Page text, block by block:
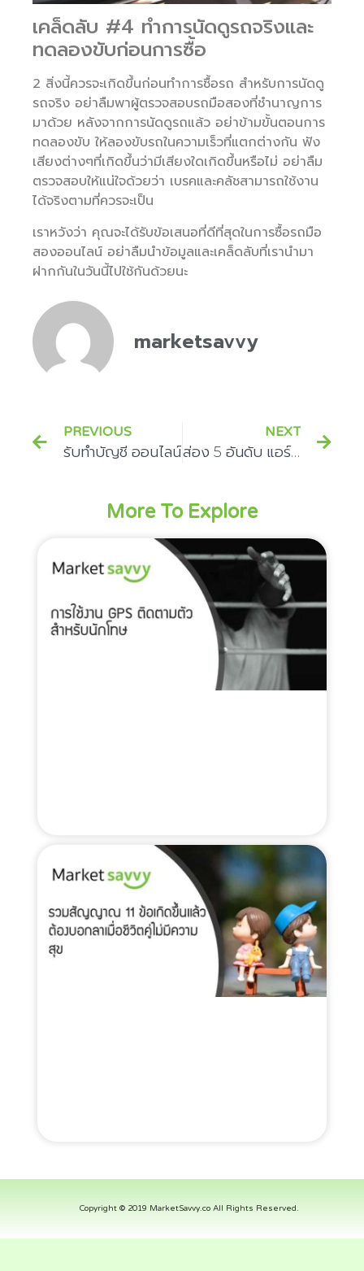
เคล็ดลับ #4 ทำการนัดดูรถจริงและ
ทดลองขับก่อนการซื้อ
2 สิ่งนี้ควรจะเกิดขึ้นก่อนทำการซื้อรถ สำหรับการนัดดู
รถจริง อย่าลืมพาผู้ตรวจสอบรถมือสองที่ชำนาญการ
มาด้วย หลังจากการนัดดูรถแล้ว อย่าข้ามขั้นตอนการ
ทดลองขับ ให้ลองขับรถในความเร็วที่แตกต่างกัน ฟัง
เสียงต่างๆที่เกิดขึ้นว่ามีเสียงใดเกิดขึ้นหรือไม่ อย่าลืม
ตรวจสอบให้แน่ใจด้วยว่า เบรคและคลัชสามารถใช้งาน
ได้จริงตามที่ควรจะเป็น
เราหวังว่า คุณจะได้รับข้อเสนอที่ดีที่สุดในการซื้อรถมือ
สองออนไลน์ อย่าลืมนำข้อมูลและเคล็ดลับที่เรานำมา
ฝากกันในวันนี้ไปใช้กันด้วยนะ
marketsavvy
PREVIOUS
รับทำบัญชี ออนไลน์
NEXT
ส่อง 5 อันดับ แอร์ยี่ห้อไหนดี ปี 2566
More To Explore
Copyright © 2019 MarketSavvy.co All Rights Reserved.